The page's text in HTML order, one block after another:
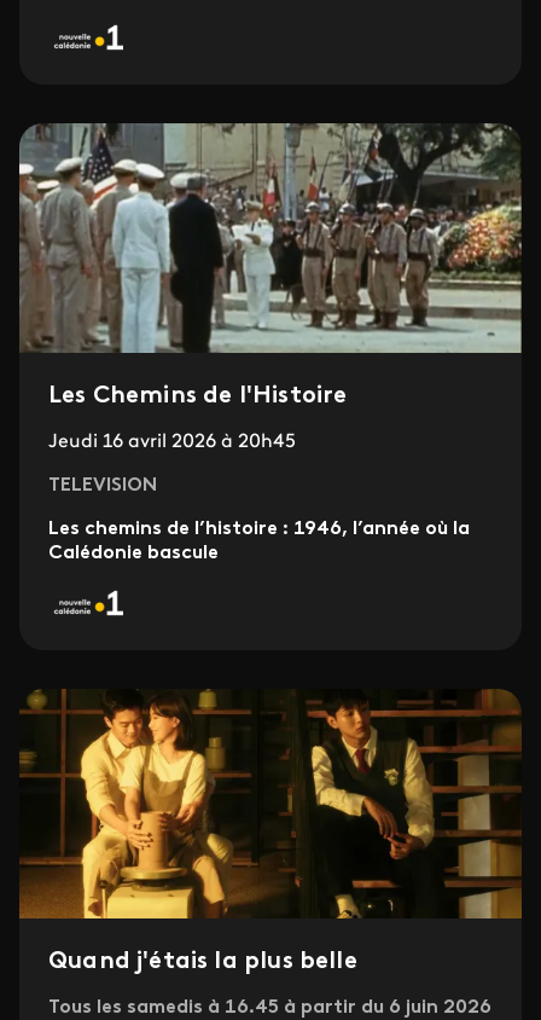
Les Chemins de l'Histoire
Jeudi 16 avril 2026 à 20h45
TELEVISION
Les chemins de l’histoire : 1946, l’année où la
Calédonie bascule
Quand j'étais la plus belle
Tous les samedis à 16.45 à partir du 6 juin 2026